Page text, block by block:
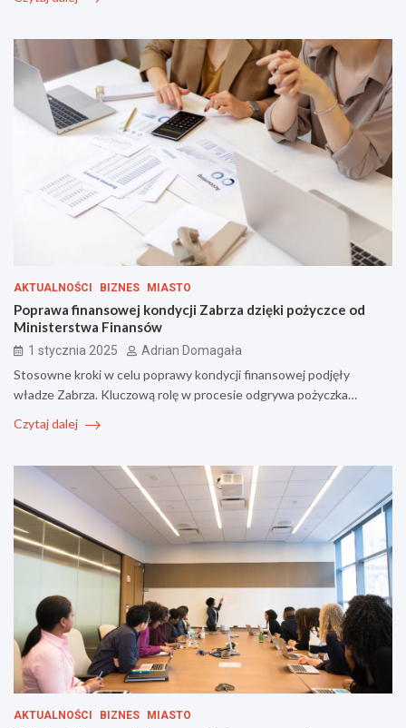
AKTUALNOŚCI BIZNES MIASTO
Poprawa finansowej kondycji Zabrza dzięki pożyczce od
Ministerstwa Finansów
1 stycznia 2025 Adrian Domagała
Stosowne kroki w celu poprawy kondycji finansowej podjęły
władze Zabrza. Kluczową rolę w procesie odgrywa pożyczka…
Czytaj dalej
AKTUALNOŚCI BIZNES MIASTO